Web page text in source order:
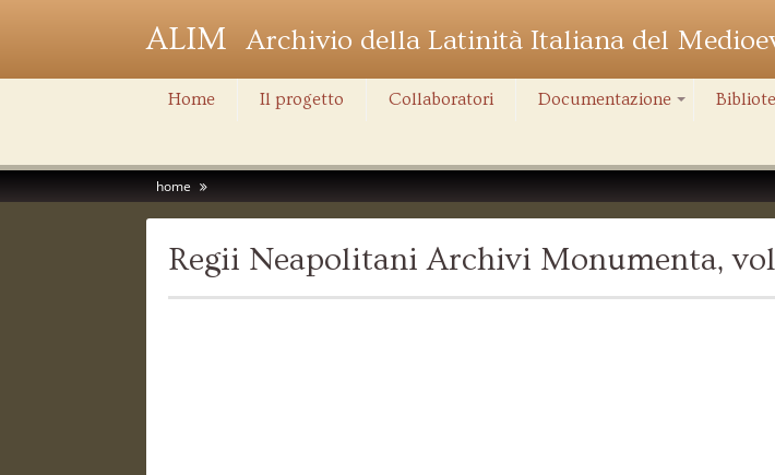
ALIM Archivio della Latinità Italiana del
Home Il progetto Collaboratori Documentazione
home
Regii Neapolitani Archivi Monumenta,